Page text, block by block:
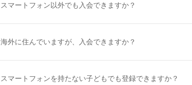
スマートフォン以外でも入会できますか？
海外に住んでいますが、入会できますか？
スマートフォンを持たない子どもでも登録できますか？